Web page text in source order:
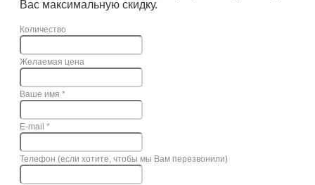
Вас максимальную скидку.
Количество
Желаемая цена
Ваше имя *
E-mail *
Телефон (если хотите, чтобы мы Вам перезвонили)